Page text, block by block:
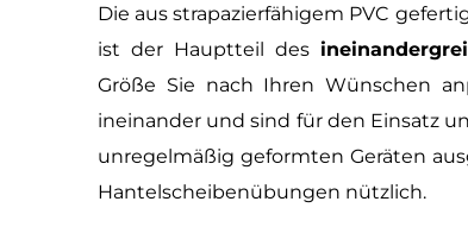
Die aus strapazierfähigem PVC
ist der Hauptteil des
Größe Sie nach Ihren Wünschen
ineinander und sind für den Einsatz
unregelmäßig geformten Geräten
Hantelscheibenübungen nützlich.